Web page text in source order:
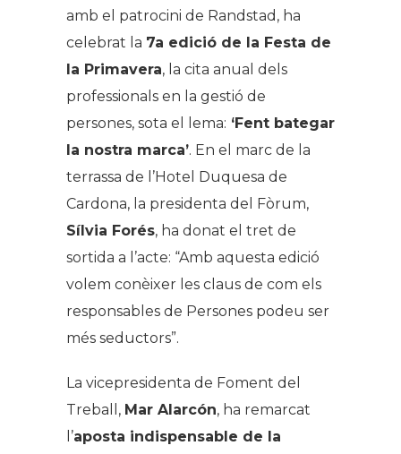
amb el patrocini de Randstad, ha
celebrat la 7a edició de la Festa de
la Primavera, la cita anual dels
professionals en la gestió de
persones, sota el lema: ‘Fent bategar
la nostra marca’. En el marc de la
terrassa de l’Hotel Duquesa de
Cardona, la presidenta del Fòrum,
Sílvia Forés, ha donat el tret de
sortida a l’acte: “Amb aquesta edició
volem conèixer les claus de com els
responsables de Persones podeu ser
més seductors”.
La vicepresidenta de Foment del
Treball, Mar Alarcón, ha remarcat
l’aposta indispensable de la